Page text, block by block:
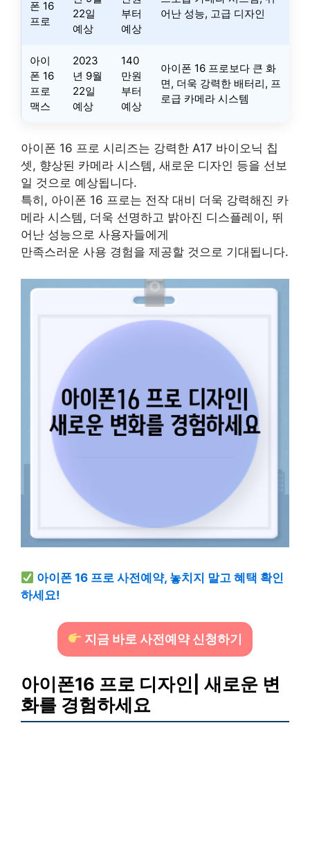
폰 16
프로
22일
예상
부터
예상
어난 성능, 고급 디자인
아이
폰 16
프로
맥스
2023
년 9월
22일
예상
140
만원
부터
예상
아이폰 16 프로보다 큰 화
면, 더욱 강력한 배터리, 프
로급 카메라 시스템
아이폰 16 프로 시리즈는 강력한 A17 바이오닉 칩
셋, 향상된 카메라 시스템, 새로운 디자인 등을 선보
일 것으로 예상됩니다.
특히, 아이폰 16 프로는 전작 대비 더욱 강력해진 카
메라 시스템, 더욱 선명하고 밝아진 디스플레이, 뛰
어난 성능으로 사용자들에게
만족스러운 사용 경험을 제공할 것으로 기대됩니다.
아이폰 16 프로 사전예약, 놓치지 말고 혜택 확인
하세요!
지금 바로 사전예약 신청하기
아이폰16 프로 디자인| 새로운 변
화를 경험하세요